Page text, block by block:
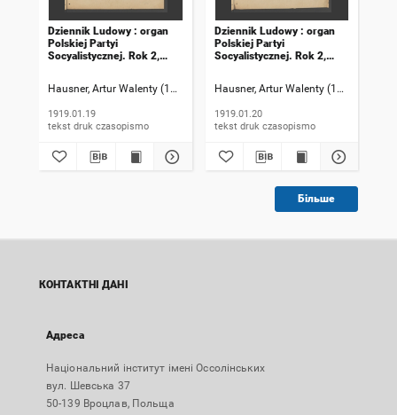
Dziennik Ludowy : organ
Polskiej Partyi
Socyalistycznej. Rok 2,
Hausner, Artur Walenty (1869-1941). Redaktor naczelny Szczyrek, Jan
1919.01.19
tekst druk czasopismo
Dziennik Ludowy : organ
Polskiej Partyi
Socyalistycznej. Rok 2,
Hausner, Artur Walenty (1869-1941).
1919.01.20
tekst druk czasopismo
Більше
КОНТАКТНІ ДАНІ
Адреса
Національний інститут імені Оссолінських
вул. Шевська 37
50-139 Вроцлав, Польща